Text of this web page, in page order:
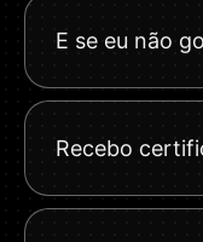
E se eu não
Recebo